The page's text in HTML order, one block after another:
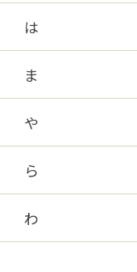
は
ま
や
ら
わ